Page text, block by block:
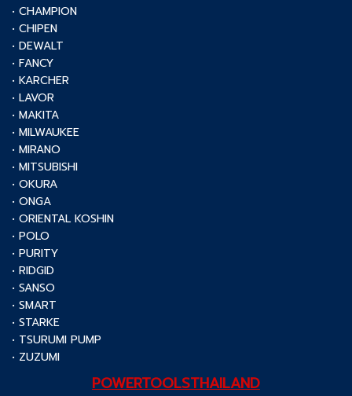
• CHAMPION
• CHIPEN
• DEWALT
• FANCY
• KARCHER
• LAVOR
• MAKITA
• MILWAUKEE
• MIRANO
• MITSUBISHI
• OKURA
• ONGA
• ORIENTAL KOSHIN
• POLO
• PURITY
• RIDGID
• SANSO
• SMART
• STARKE
• TSURUMI PUMP
• ZUZUMI
POWERTOOLSTHAILAND